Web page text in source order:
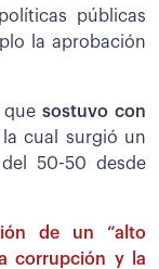
públicas
la aprobación
que sostuvo con
la cual surgió un
50-50 desde
de un “alto
corrupción y la